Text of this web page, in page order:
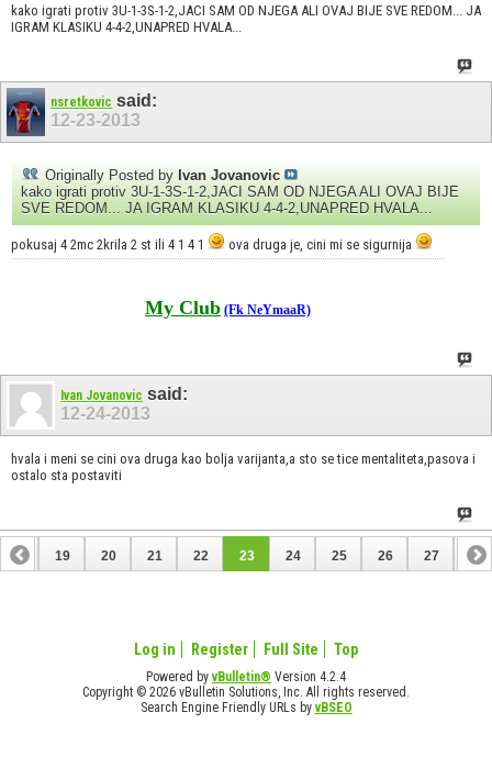
kako igrati protiv 3U-1-3S-1-2,JACI SAM OD NJEGA ALI OVAJ BIJE SVE REDOM... JA
IGRAM KLASIKU 4-4-2,UNAPRED HVALA...
nsretkovic said:
12-23-2013
Originally Posted by Ivan Jovanovic
kako igrati protiv 3U-1-3S-1-2,JACI SAM OD NJEGA ALI OVAJ BIJE
SVE REDOM... JA IGRAM KLASIKU 4-4-2,UNAPRED HVALA...
pokusaj 4 2mc 2krila 2 st ili 4 1 4 1 ova druga je, cini mi se sigurnija
My Club (Fk NeYmaaR)
Ivan Jovanovic said:
12-24-2013
hvala i meni se cini ova druga kao bolja varijanta,a sto se tice mentaliteta,pasova i
ostalo sta postaviti
18 19 20 21 22 23 24 25 26 27 28
Log in Register Full Site Top
Powered byvBulletin® Version 4.2.4
Copyright © 2026 vBulletin Solutions, Inc. All rights reserved.
Search Engine Friendly URLs byvBSEO